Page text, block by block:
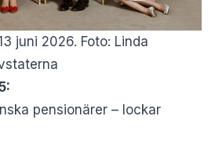
juni 2026. Foto: Linda
pensionärer – lockar